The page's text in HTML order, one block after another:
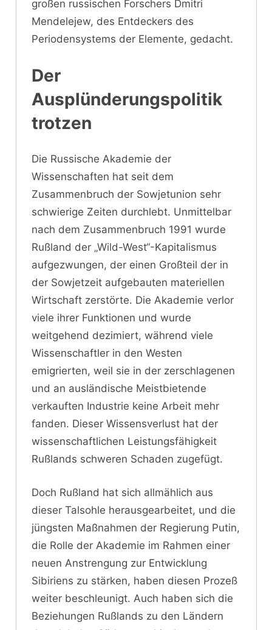
großen russischen Forschers Dmitri
Mendelejew, des Entdeckers des
Periodensystems der Elemente, gedacht.
Der
Ausplünderungspolitik
trotzen
Die Russische Akademie der
Wissenschaften hat seit dem
Zusammenbruch der Sowjetunion sehr
schwierige Zeiten durchlebt. Unmittelbar
nach dem Zusammenbruch 1991 wurde
Rußland der „Wild-West“-Kapitalismus
aufgezwungen, der einen Großteil der in
der Sowjetzeit aufgebauten materiellen
Wirtschaft zerstörte. Die Akademie verlor
viele ihrer Funktionen und wurde
weitgehend dezimiert, während viele
Wissenschaftler in den Westen
emigrierten, weil sie in der zerschlagenen
und an ausländische Meistbietende
verkauften Industrie keine Arbeit mehr
fanden. Dieser Wissensverlust hat der
wissenschaftlichen Leistungsfähigkeit
Rußlands schweren Schaden zugefügt.
Doch Rußland hat sich allmählich aus
dieser Talsohle herausgearbeitet, und die
jüngsten Maßnahmen der Regierung Putin,
die Rolle der Akademie im Rahmen einer
neuen Anstrengung zur Entwicklung
Sibiriens zu stärken, haben diesen Prozeß
weiter beschleunigt. Auch haben sich die
Beziehungen Rußlands zu den Ländern